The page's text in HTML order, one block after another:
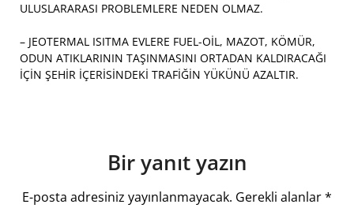
ULUSLARARASI PROBLEMLERE NEDEN OLMAZ.
– JEOTERMAL ISITMA EVLERE FUEL-OİL, MAZOT, KÖMÜR,
ODUN ATIKLARININ TAŞINMASINI ORTADAN KALDIRACAĞI
İÇİN ŞEHİR İÇERİSİNDEKİ TRAFİĞİN YÜKÜNÜ AZALTIR.
Bir yanıt yazın
E-posta adresiniz yayınlanmayacak. Gerekli alanlar*